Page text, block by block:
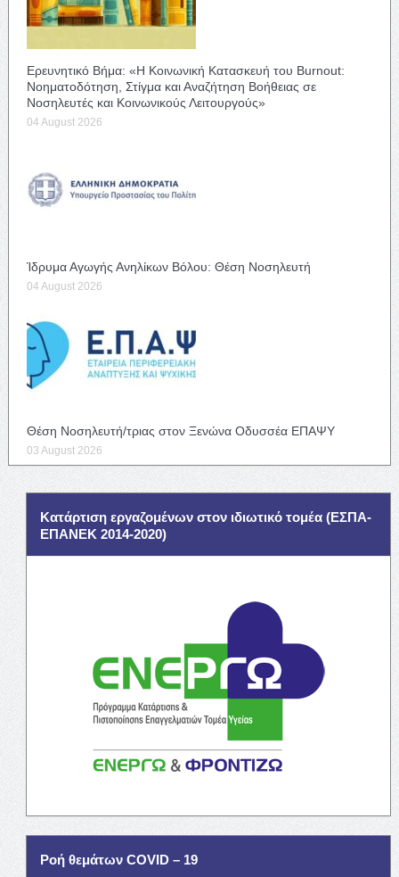
Ερευνητικό Βήμα: «Η Κοινωνική Κατασκευή του Burnout:
Νοηματοδότηση, Στίγμα και Αναζήτηση Βοήθειας σε
Νοσηλευτές και Κοινωνικούς Λειτουργούς»
04 August 2026
Ίδρυμα Αγωγής Ανηλίκων Βόλου: Θέση Νοσηλευτή
04 August 2026
Θέση Νοσηλευτή/τριας στον Ξενώνα Οδυσσέα ΕΠΑΨΥ
03 August 2026
Κατάρτιση εργαζομένων στον ιδιωτικό τομέα (ΕΣΠΑ-
ΕΠΑΝΕΚ 2014-2020)
Ροή θεμάτων COVID – 19